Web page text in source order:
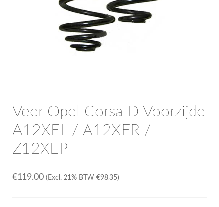
Inloggen / Registreren
Veer Opel Corsa D Voorzijde
A12XEL / A12XER /
Z12XEP
€119.00 (Excl. 21% BTW €98.35)